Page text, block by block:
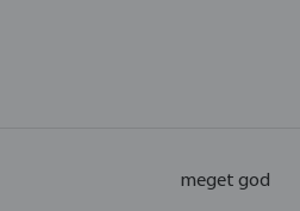
meget god